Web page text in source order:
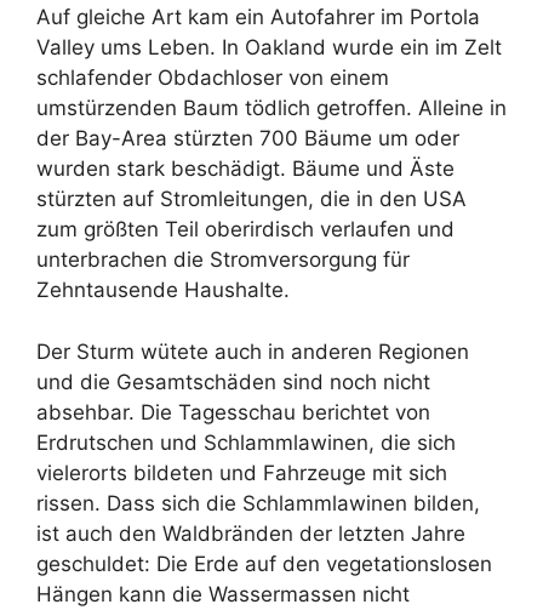
Auf gleiche Art kam ein Autofahrer im Portola
Valley ums Leben. In Oakland wurde ein im Zelt
schlafender Obdachloser von einem
umstürzenden Baum tödlich getroffen. Alleine in
der Bay-Area stürzten 700 Bäume um oder
wurden stark beschädigt. Bäume und Äste
stürzten auf Stromleitungen, die in den USA
zum größten Teil oberirdisch verlaufen und
unterbrachen die Stromversorgung für
Zehntausende Haushalte.
Der Sturm wütete auch in anderen Regionen
und die Gesamtschäden sind noch nicht
absehbar. Die Tagesschau berichtet von
Erdrutschen und Schlammlawinen, die sich
vielerorts bildeten und Fahrzeuge mit sich
rissen. Dass sich die Schlammlawinen bilden,
ist auch den Waldbränden der letzten Jahre
geschuldet: Die Erde auf den vegetationslosen
Hängen kann die Wassermassen nicht